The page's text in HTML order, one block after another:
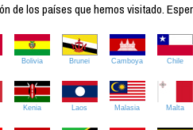
de los países que hemos visitado.
Bolivia Brunei Camboya Chile
Kenia Laos Malasia Malta